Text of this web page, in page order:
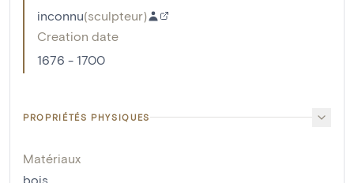
inconnu(sculpteur)
Creation date
1676 - 1700
PROPRIÉTÉS PHYSIQUES
Matériaux
bois